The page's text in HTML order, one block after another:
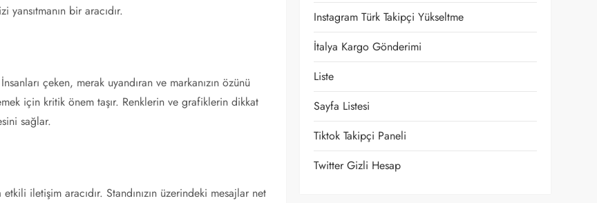
yansıtmanın bir aracıdır.
çeken, merak uyandıran ve markanızın özünü
için kritik önem taşır. Renklerin ve grafiklerin dikkat
sağlar.
iletişim aracıdır. Standınızın üzerindeki mesajlar net
Instagram Türk Takipçi Yükseltme
İtalya Kargo Gönderimi
Liste
Sayfa Listesi
Tiktok Takipçi Paneli
Twitter Gizli Hesap